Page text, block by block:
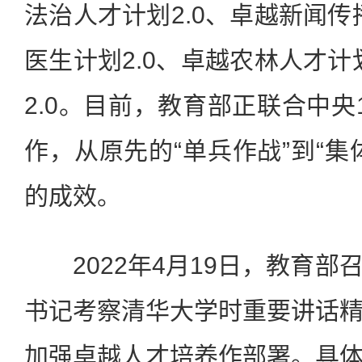
法治人才计划2.0、卓越新闻
医生计划2.0、卓越农林人才
2.0。目前，教育部正联合中
作，从原先的“单兵作战”到“
的成效。
2022年4月19日，教育部召
书记考察清华大学时重要讲话
加强卓越人才培养作部署。具